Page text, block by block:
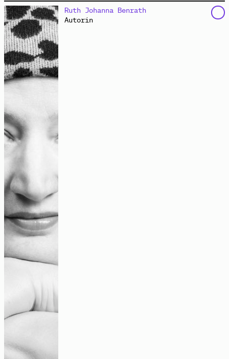
ist nach dem Studium der Sozialpädagogik in die
politische und internationale Jugend- und
Erwachsenenbildung eingestiegen. Mit Komplizinnen
gründete sie 2006 in Hamburg den gemeinnützigen
Bildungsverein
Prozessbegleiterin arbeitet sie in sozialen
Organisationen und Netzwerken. Sie moderiert
Veranstaltungen und Versammlungen, koordiniert
deutsch-französische Projekte der Jugendhilfe und
engagiert sie sich im
Stadt.
Ruth Johanna Benrath
Autorin